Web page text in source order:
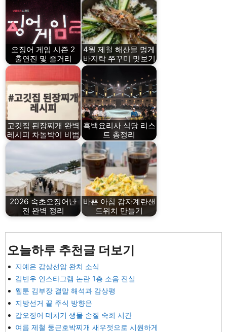
오징어 게임 시즌 2
출연진 및 줄거리
4월 제철 해산물 멍게
바지락 쭈꾸미 맛보기
고깃집 된장찌개 완벽
레시피 차돌박이 비법
흑백요리사 식당 리스
트 총정리
2026 속초오징어난
전 완벽 정리
바쁜 아침 감자계란샌
드위치 만들기
오늘하루 추천글 더보기
지예은 갑상선암 완치 소식
김빈우 인스타그램 논란 1층 소음 진실
웹툰 김부장 결말 해석과 감상평
지방선거 끝 주식 방향은
갑오징어 데치기 생물 손질 숙회 시간
여름 제철 둥근호박찌개 새우젓으로 시원하게